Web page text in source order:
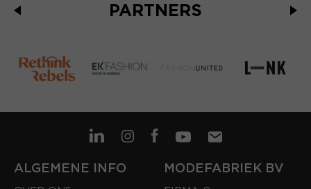
PARTNERS
ALGEMENE INFO MODEFABRIEK BV